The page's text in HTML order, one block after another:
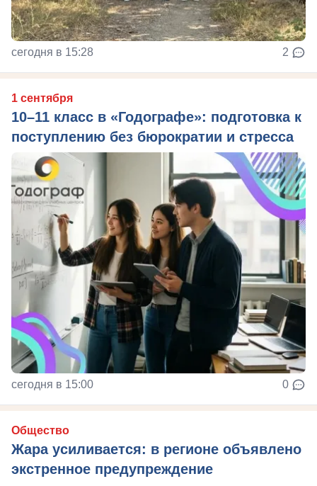
сегодня в 15:28 2
1 сентября
10–11 класс в «Годографе»: подготовка к
поступлению без бюрократии и стресса
сегодня в 15:00 0
Общество
Жара усиливается: в регионе объявлено
экстренное предупреждение